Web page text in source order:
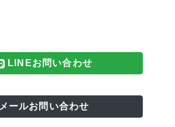
LINEお問い合わせ
メールお問い合わせ